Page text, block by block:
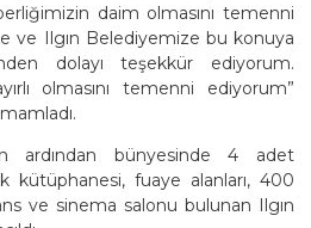
daim olmasını temenni
ve Ilgın Belediyemize bu konuya
dolayı teşekkür ediyorum.
olmasını temenni ediyorum”
ardından bünyesinde 4 adet
kütüphanesi, fuaye alanları, 400
ve sinema salonu bulunan Ilgın